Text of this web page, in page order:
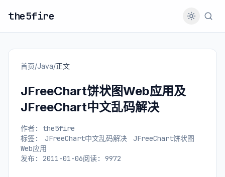
the5fire
首页/Java/正文
JFreeChart饼状图Web应用及
JFreeChart中文乱码解决
作者: the5fire
标签:
JFreeChart中文乱码解决
JFreeChart饼状图
Web应用
发布: 2011-01-06阅读: 9972